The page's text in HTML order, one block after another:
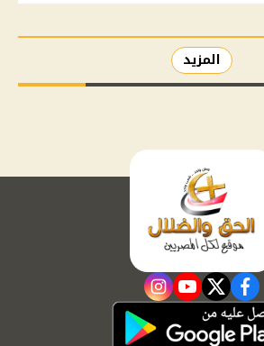
المزيد
facebook
twitter
youtube
instagram